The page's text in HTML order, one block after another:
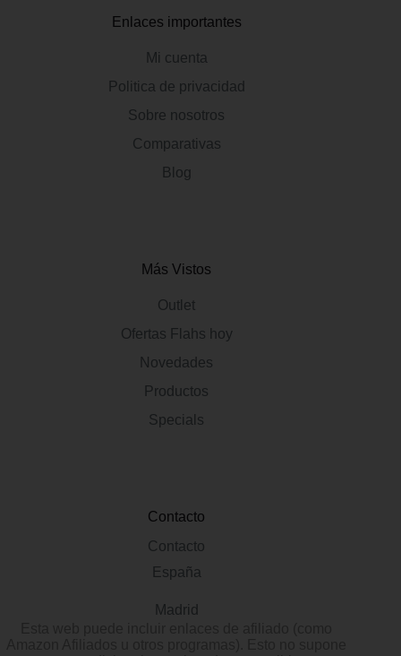
Enlaces importantes
Mi cuenta
Politica de privacidad
Sobre nosotros
Comparativas
Blog
Más Vistos
Outlet
Ofertas Flahs hoy
Novedades
Productos
Specials
Contacto
Contacto
España
Madrid